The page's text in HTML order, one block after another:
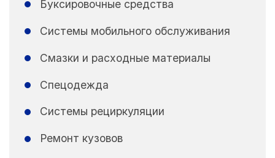
Буксировочные средства
Системы мобильного обслуживания
Смазки и расходные материалы
Спецодежда
Системы рециркуляции
Ремонт кузовов